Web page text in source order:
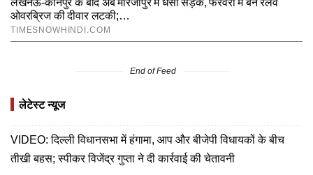
End of Feed
लेटेस्ट न्यूज
VIDEO: दिल्ली विधानसभा में हंगामा, आप और बीजेपी विधायकों के बीच
तीखी बहस; स्पीकर विजेंद्र गुप्ता ने दी कार्रवाई की चेतावनी